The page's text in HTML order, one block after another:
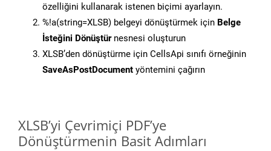
özelliğini kullanarak istenen biçimi ayarlayın.
%!a(string=XLSB) belgeyi dönüştürmek için Belge
İsteğini Dönüştürnesnesi oluşturun
XLSB’den dönüştürme için CellsApi sınıfı örneğinin
SaveAsPostDocument yöntemini çağırın
XLSB’yi Çevrimiçi PDF’ye
Dönüştürmenin Basit Adımları